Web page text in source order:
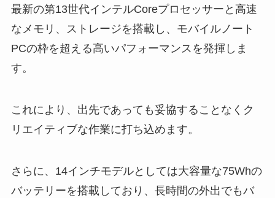
最新の第13世代インテルCoreプロセッサーと高速
なメモリ、ストレージを搭載し、モバイルノート
PCの枠を超える高いパフォーマンスを発揮しま
す。
これにより、出先であっても妥協することなくク
リエイティブな作業に打ち込めます。
さらに、14インチモデルとしては大容量な75Whの
バッテリーを搭載しており、長時間の外出でもバ